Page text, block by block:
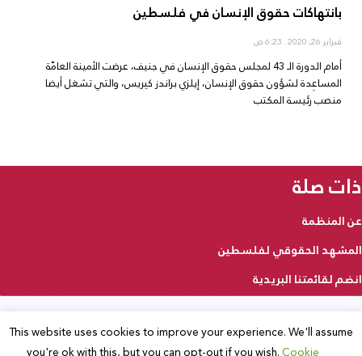
بانتهاكات حقوق الإنسان في فلسطين
فبراير 26, 2020
أمام الدورة الـ 43 لمجلس حقوق الإنسان في جنيف، عرضت الأمينة العامّة
المساعِدة لشؤون حقوق الإنسان، إيلزي براندز كيريس، والتي تشغل أيضا
منصب رئيسة المكتب
ذات صلة
عن المنظمة
المشهد الحقوقي لفلسطين
انضم لقائمتنا البريدية
2025 © جميع الحقوق محفوظة
This website uses cookies to improve your experience. We'll assume
you're ok with this, but you can opt-out if you wish.Cookie